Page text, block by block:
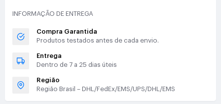
INFORMAÇÃO DE ENTREGA
Compra Garantida
Produtos testados antes de cada envio.
Entrega
Dentro de 7 a 25 dias úteis
Região
Região Brasil – DHL/FedEx/EMS/UPS/DHL/EMS